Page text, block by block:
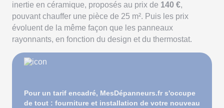
inertie en céramique, proposés au prix de 140 €,
pouvant chauffer une pièce de 25 m². Puis les prix
évoluent de la même façon que les panneaux
rayonnants, en fonction du design et du thermostat.
Pour un tarif encadré, MesDépanneurs.fr s'occupe
de tout : fourniture et installation de votre nouveau